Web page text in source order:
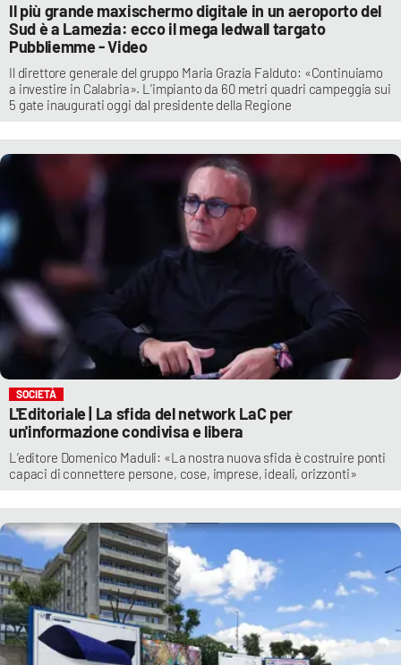
Il più grande maxischermo digitale in un aeroporto del
Sud è a Lamezia: ecco il mega ledwall targato
Pubbliemme - Video
Il direttore generale del gruppo Maria Grazia Falduto: «Continuiamo
a investire in Calabria». L'impianto da 60 metri quadri campeggia sui
5 gate inaugurati oggi dal presidente della Regione
SOCIETÀ
L'Editoriale | La sfida del network LaC per
un'informazione condivisa e libera
L’editore Domenico Maduli: «La nostra nuova sfida è costruire ponti
capaci di connettere persone, cose, imprese, ideali, orizzonti»